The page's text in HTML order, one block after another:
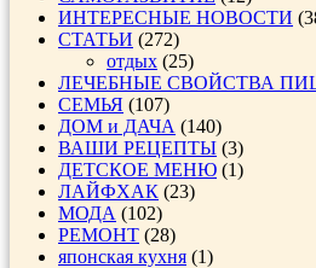
ИНТЕРЕСНЫЕ НОВОСТИ
СТАТЬИ (272)
отдых (25)
ЛЕЧЕБНЫЕ СВОЙСТВА
СЕМЬЯ (107)
ДОМ и ДАЧА (140)
ВАШИ РЕЦЕПТЫ (3)
ДЕТСКОЕ МЕНЮ (1)
ЛАЙФХАК (23)
МОДА (102)
РЕМОНТ (28)
японская кухня (1)